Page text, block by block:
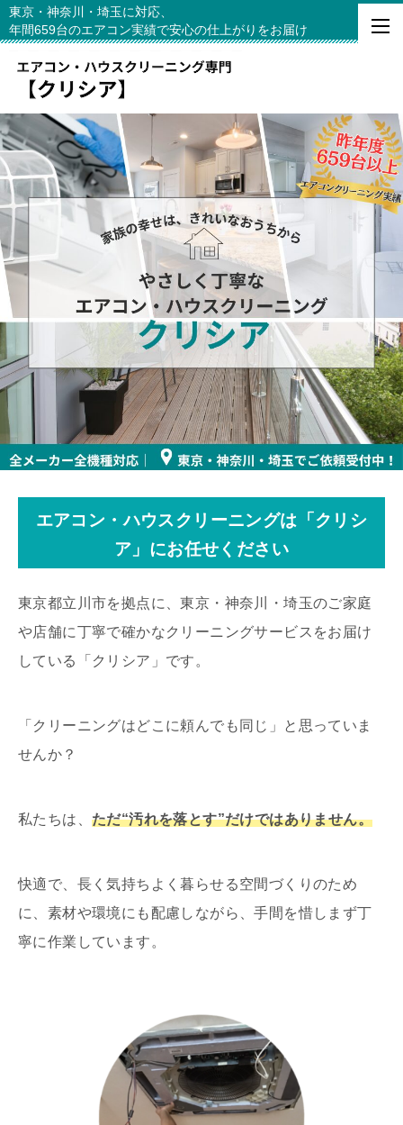
東京・神奈川・埼玉に対応、
年間659台のエアコン実績で安心の仕上がりをお届け
エアコン・ハウスクリーニングは「クリシ
ア」にお任せください
東京都立川市を拠点に、東京・神奈川・埼玉のご家庭
や店舗に丁寧で確かなクリーニングサービスをお届け
している「クリシア」です。
「クリーニングはどこに頼んでも同じ」と思っていま
せんか？
私たちは、 ただ“汚れを落とす”だけではありません。
快適で、長く気持ちよく暮らせる空間づくりのため
に、素材や環境にも配慮しながら、手間を惜しまず丁
寧に作業しています。